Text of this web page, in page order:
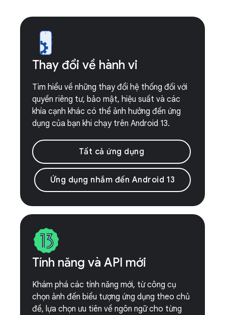
Thay đổi về hành vi
Tìm hiểu về những thay đổi hệ thống đối với
quyền riêng tư, bảo mật, hiệu suất và các
khía cạnh khác có thể ảnh hưởng đến ứng
dụng của bạn khi chạy trên Android 13.
Tất cả ứng dụng
Ứng dụng nhắm đến Android 13
Tính năng và API mới
Khám phá các tính năng mới, từ công cụ
chọn ảnh đến biểu tượng ứng dụng theo chủ
đề, lựa chọn ưu tiên về ngôn ngữ cho từng